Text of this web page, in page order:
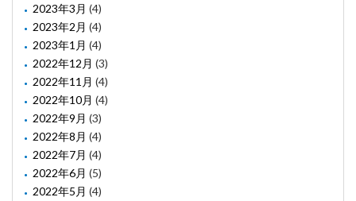
2023年3月 (4)
2023年2月 (4)
2023年1月 (4)
2022年12月 (3)
2022年11月 (4)
2022年10月 (4)
2022年9月 (3)
2022年8月 (4)
2022年7月 (4)
2022年6月 (5)
2022年5月 (4)